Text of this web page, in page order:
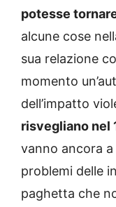
potesse
alcune cose
sua relazione
momento
dell’impatto
risvegliano nel
vanno ancora
problemi delle
paghetta che